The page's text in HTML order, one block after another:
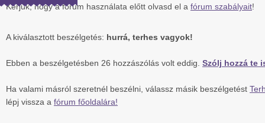
Kérjük, hogy a fórum használata előtt olvasd el a fórum szabályait!
A kiválasztott beszélgetés: hurrá, terhes vagyok!
Ebben a beszélgetésben 26 hozzászólás volt eddig. Szólj hozzá te
Ha valami másról szeretnél beszélni, válassz másik beszélgetést
lépj vissza a fórum főoldalára!